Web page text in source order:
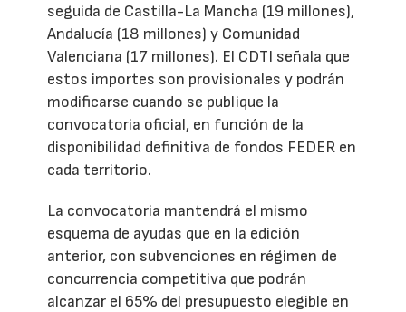
seguida de Castilla-La Mancha (19 millones),
Andalucía (18 millones) y Comunidad
Valenciana (17 millones). El CDTI señala que
estos importes son provisionales y podrán
modificarse cuando se publique la
convocatoria oficial, en función de la
disponibilidad definitiva de fondos FEDER en
cada territorio.
La convocatoria mantendrá el mismo
esquema de ayudas que en la edición
anterior, con subvenciones en régimen de
concurrencia competitiva que podrán
alcanzar el 65% del presupuesto elegible en